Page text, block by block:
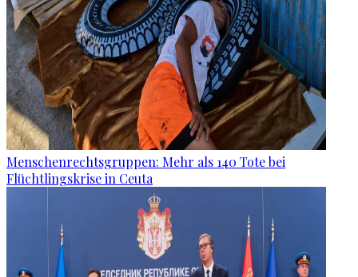
Menschenrechtsgruppen: Mehr als 140 Tote bei
Flüchtlingskrise in Ceuta